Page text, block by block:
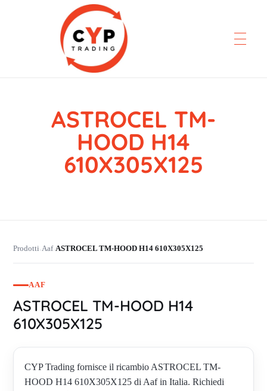
CYP Trading
Professionelle Ersatzteilbeschaffung
ASTROCEL TM-
HOOD H14
610X305X125
Prodotti›Aaf›ASTROCEL TM-HOOD H14 610X305X125
AAF
ASTROCEL TM-HOOD H14
610X305X125
CYP Trading fornisce il ricambio ASTROCEL TM-
HOOD H14 610X305X125 di Aaf in Italia. Richiedi